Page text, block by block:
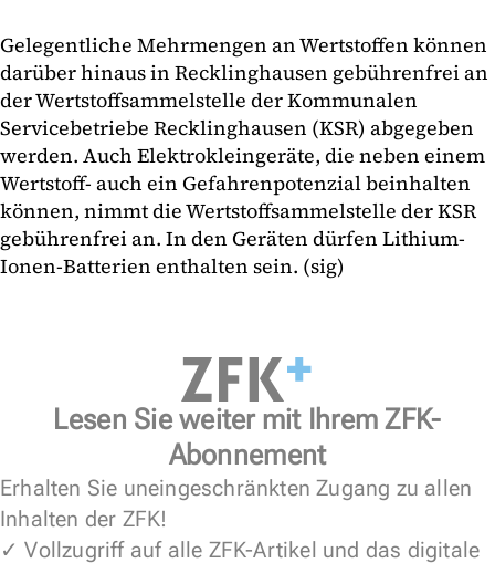
Gelegentliche Mehrmengen an Wertstoffen können
darüber hinaus in Recklinghausen gebührenfrei an
der Wertstoffsammelstelle der Kommunalen
Servicebetriebe Recklinghausen (KSR) abgegeben
werden. Auch Elektrokleingeräte, die neben einem
Wertstoff- auch ein Gefahrenpotenzial beinhalten
können, nimmt die Wertstoffsammelstelle der KSR
gebührenfrei an. In den Geräten dürfen Lithium-
Ionen-Batterien enthalten sein. (sig)
Lesen Sie weiter mit Ihrem ZFK-
Abonnement
Erhalten Sie uneingeschränkten Zugang zu allen
Inhalten der ZFK!
✓ Vollzugriff auf alle ZFK-Artikel und das digitale